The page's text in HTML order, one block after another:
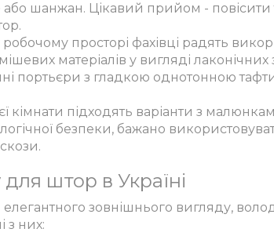
або шанжан. Цікавий прийом -
просторі фахівці радять
матеріалів у вигляді лаконічних
портьєри з гладкою однотонною
кімнати підходять варіанти з
безпеки, бажано
штор в Україні
зовнішнього вигляду,
з них: